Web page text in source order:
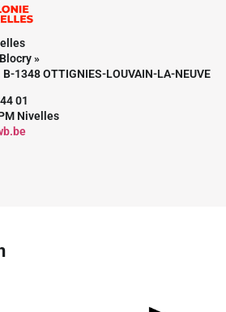
»
1348 OTTIGNIES-LOUVAIN-LA-NEUVE
01
Nivelles